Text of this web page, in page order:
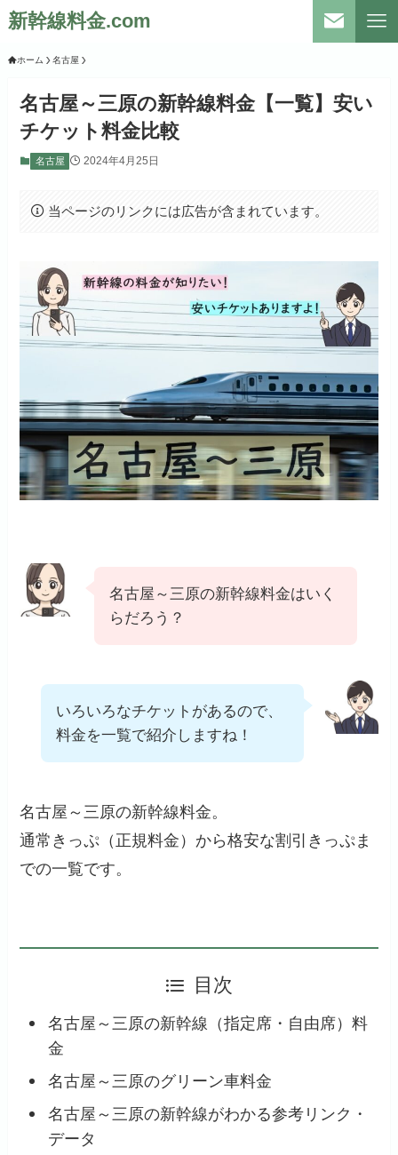
新幹線料金.com
ホーム 名古屋
名古屋～三原の新幹線料金【一覧】安い
チケット料金比較
名古屋 2024年4月25日
当ページのリンクには広告が含まれています。
名古屋～三原の新幹線料金はいく
らだろう？
いろいろなチケットがあるので、
料金を一覧で紹介しますね！
名古屋～三原の新幹線料金。
通常きっぷ（正規料金）から格安な割引きっぷま
での一覧です。
目次
名古屋～三原の新幹線（指定席・自由席）料
金
名古屋～三原のグリーン車料金
名古屋～三原の新幹線がわかる参考リンク・
データ